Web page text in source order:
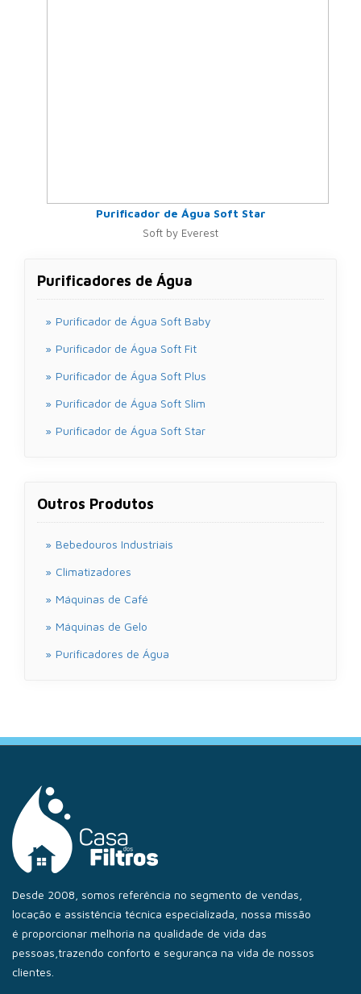
Purificador de Água Soft Star
Soft by Everest
Purificadores de Água
Purificador de Água Soft Baby
Purificador de Água Soft Fit
Purificador de Água Soft Plus
Purificador de Água Soft Slim
Purificador de Água Soft Star
Outros Produtos
Bebedouros Industriais
Climatizadores
Máquinas de Café
Máquinas de Gelo
Purificadores de Água
Desde 2008, somos referência no segmento de vendas,
locação e assistência técnica especializada, nossa missão
é proporcionar melhoria na qualidade de vida das
pessoas,trazendo conforto e segurança na vida de nossos
clientes.